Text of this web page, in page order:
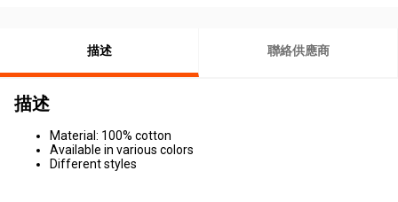
描述 聯絡供應商
描述
Material: 100% cotton
Available in various colors
Different styles